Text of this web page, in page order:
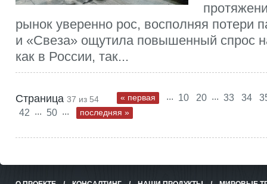
рынок уверенно рос, восполняя потери
и «Свеза» ощутила повышенный спрос
как в России, так...
Страница 37 из 54 « первая ... 10 20 ... 33 34
42 ... 50 ... последняя »